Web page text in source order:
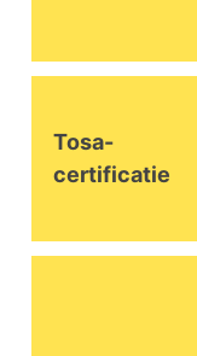
Tosa-
certificatie